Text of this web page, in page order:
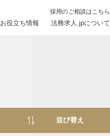
採用のご相談はこちら
お役立ち情報 法務求人.jpについて